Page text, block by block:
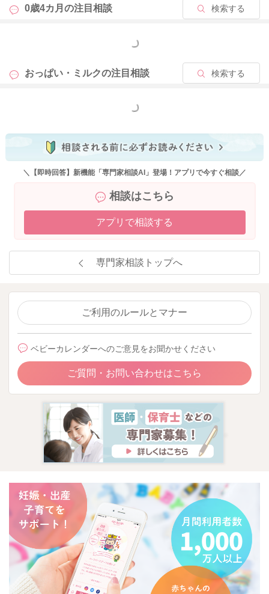
0歳4カ月の注目相談 検索する
もっと見る
おっぱい・ミルクの注目相談 検索する
もっと見る
＼【即時回答】新機能「専門家相談AI」登場！アプリで今すぐ相談／
相談はこちら
アプリで相談する
専門家相談トップへ
ご利用のルールとマナー
ベビーカレンダーへのご意見をお聞かせください
ご質問・お問い合わせはこちら